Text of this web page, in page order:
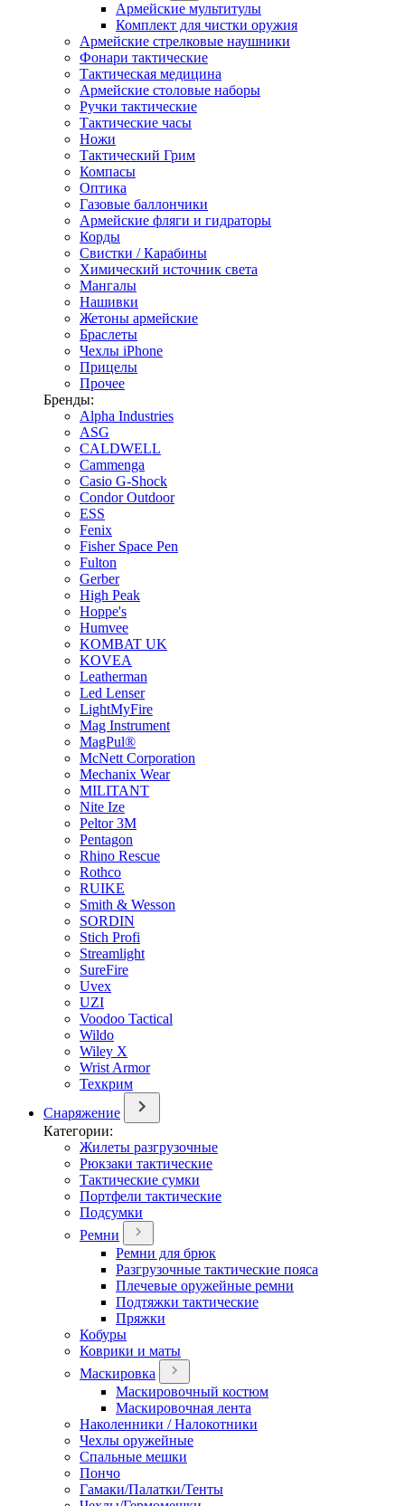
Армейские мультитулы
Комплект для чистки оружия
Армейские стрелковые наушники
Фонари тактические
Тактическая медицина
Армейские столовые наборы
Ручки тактические
Тактические часы
Ножи
Тактический Грим
Компасы
Оптика
Газовые баллончики
Армейские фляги и гидраторы
Корды
Свистки / Карабины
Химический источник света
Мангалы
Нашивки
Жетоны армейские
Браслеты
Чехлы iPhone
Прицелы
Прочее
Бренды:
Alpha Industries
ASG
CALDWELL
Cammenga
Casio G-Shock
Condor Outdoor
ESS
Fenix
Fisher Space Pen
Fulton
Gerber
High Peak
Hoppe's
Humvee
KOMBAT UK
KOVEA
Leatherman
Led Lenser
LightMyFire
Mag Instrument
MagPul®
McNett Corporation
Mechanix Wear
MILITANT
Nite Ize
Peltor 3M
Pentagon
Rhino Rescue
Rothco
RUIKE
Smith & Wesson
SORDIN
Stich Profi
Streamlight
SureFire
Uvex
UZI
Voodoo Tactical
Wildo
Wiley X
Wrist Armor
Техкрим
Снаряжение
Категории:
Жилеты разгрузочные
Рюкзаки тактические
Тактические сумки
Портфели тактические
Подсумки
Ремни
Ремни для брюк
Разгрузочные тактические пояса
Плечевые оружейные ремни
Подтяжки тактические
Пряжки
Кобуры
Коврики и маты
Маскировка
Маскировочный костюм
Маскировочная лента
Наколенники / Налокотники
Чехлы оружейные
Спальные мешки
Пончо
Гамаки/Палатки/Тенты